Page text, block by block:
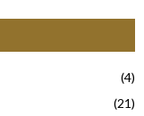
(4)
(21)